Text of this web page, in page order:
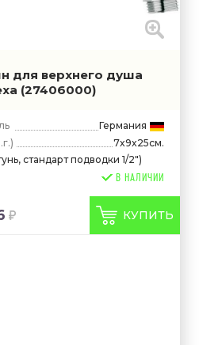
для верхнего душа
(27406000)
Германия
7x9x25см.
стандарт подводки 1/2")
В НАЛИЧИИ
КУПИТЬ